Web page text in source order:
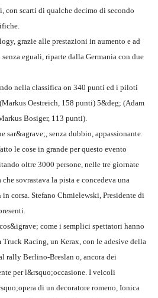
con scarti di qualche decimo di secondo
grazie alle prestazioni in aumento e ad
eguali, riparte dalla Germania con due
nella classifica on 340 punti ed i piloti
Oestreich, 158 punti) 5&deg; (Adam
Bosiger, 113 punti).
sar&agrave;, senza dubbio, appassionante.
le cose in grande per questo evento
oltre 3000 persone, nelle tre giornate
sovrastava la pista e concedeva una
corsa. Stefano Chmielewski, Presidente di
come i semplici spettatori hanno
Truck Racing, un Kerax, con le adesive della
rally Berlino-Breslan o, ancora dei
per l&rsquo;occasione. I veicoli
di un decoratore romeno, Ionica